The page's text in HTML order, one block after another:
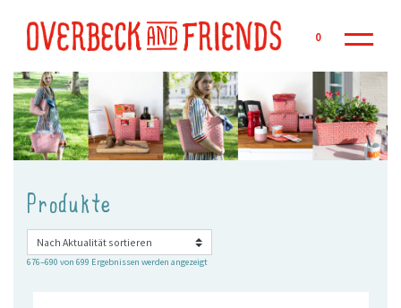
0
Produkte
676–690 von 699 Ergebnissen werden angezeigtNach